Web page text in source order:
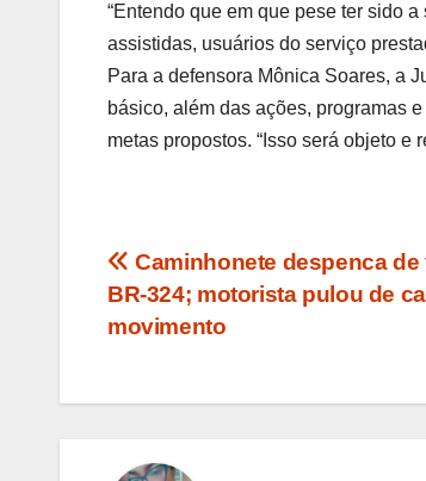
“Entendo que em que pese ter sido
assistidas, usuários do serviço
Para a defensora Mônica Soares, a
básico, além das ações, programas
metas propostos. “Isso será objeto e
Navegação
de
Caminhonete despenca
BR-324; motorista pulou de
movimento